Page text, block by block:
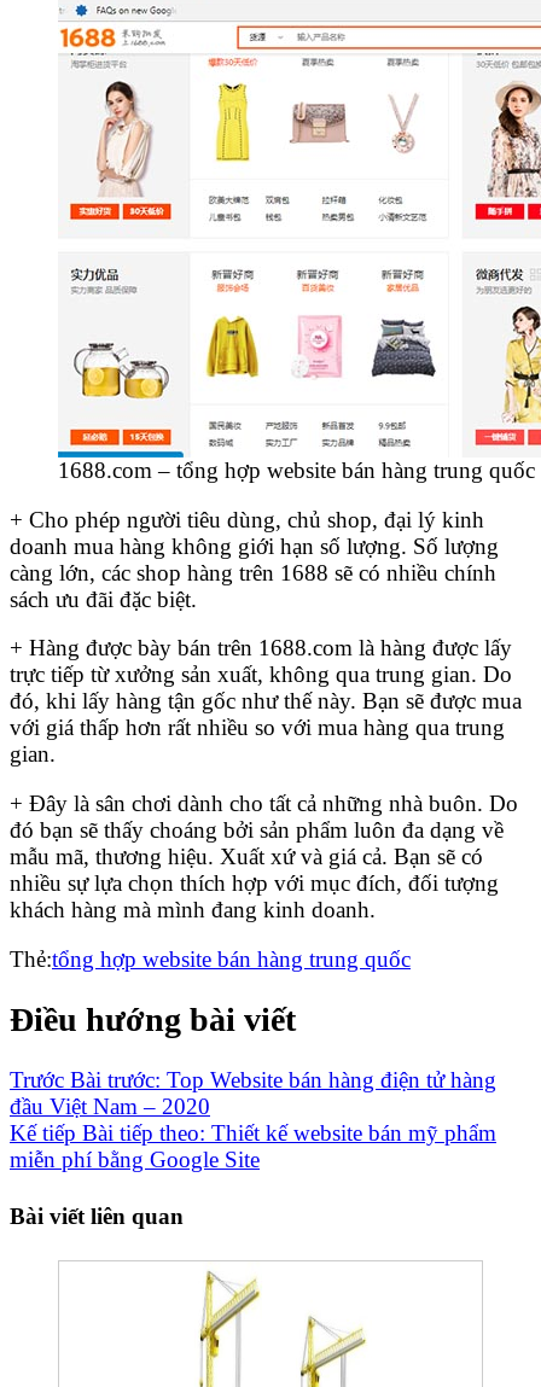
1688.com – tổng hợp website bán hàng trung quốc
+ Cho phép người tiêu dùng, chủ shop, đại lý kinh
doanh mua hàng không giới hạn số lượng. Số lượng
càng lớn, các shop hàng trên 1688 sẽ có nhiều chính
sách ưu đãi đặc biệt.
+ Hàng được bày bán trên 1688.com là hàng được lấy
trực tiếp từ xưởng sản xuất, không qua trung gian. Do
đó, khi lấy hàng tận gốc như thế này. Bạn sẽ được mua
với giá thấp hơn rất nhiều so với mua hàng qua trung
gian.
+ Đây là sân chơi dành cho tất cả những nhà buôn. Do
đó bạn sẽ thấy choáng bởi sản phẩm luôn đa dạng về
mẫu mã, thương hiệu. Xuất xứ và giá cả. Bạn sẽ có
nhiều sự lựa chọn thích hợp với mục đích, đối tượng
khách hàng mà mình đang kinh doanh.
Thẻ:tổng hợp website bán hàng trung quốc
Điều hướng bài viết
Trước Bài trước: Top Website bán hàng điện tử hàng
đầu Việt Nam – 2020
Kế tiếp Bài tiếp theo: Thiết kế website bán mỹ phẩm
miễn phí bằng Google Site
Bài viết liên quan